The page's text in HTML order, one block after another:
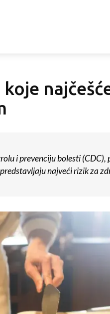
i prevenciju bolesti (CDC),
najveći rizik za